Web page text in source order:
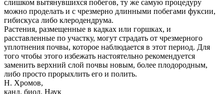
слишком вытянувшихся побегов, ту же самую процедуру
можно проделать и с чрезмерно длинными побегами фуксии,
гибискуса либо клеродендрума.
Растения, размещенные в кадках или горшках, и
расставленные по участку, могут страдать от чрезмерного
уплотнения почвы, которое наблюдается в этот период. Для
того чтобы этого избежать настоятельно рекомендуется
заменить верхний слой почвы новым, более плодородным,
либо просто прорыхлить его и полить.
Н. Хромов,
канд. биол. Наук